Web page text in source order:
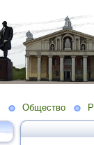
Общество